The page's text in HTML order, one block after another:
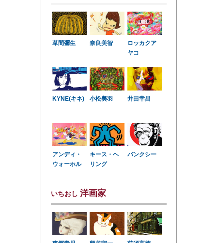
草間彌生 奈良美智
ロッカクア
ヤコ
KYNE(キネ) 小松美羽 井田幸昌
アンディ・
ウォーホル
キース・ヘ
リング
バンクシー
いちおし 洋画家